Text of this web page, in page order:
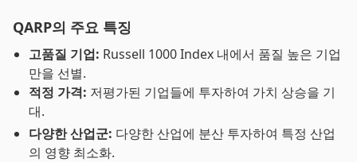
QARP의 주요 특징
고품질 기업: Russell 1000 Index 내에서 품질 높은 기업
만을 선별.
적정 가격: 저평가된 기업들에 투자하여 가치 상승을 기
대.
다양한 산업군: 다양한 산업에 분산 투자하여 특정 산업
의 영향 최소화.